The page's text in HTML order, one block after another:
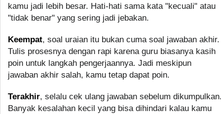
kamu jadi lebih besar. Hati-hati sama kata "kecuali" atau
"tidak benar" yang sering jadi jebakan.
Keempat, soal uraian itu bukan cuma soal jawaban akhir.
Tulis prosesnya dengan rapi karena guru biasanya kasih
poin untuk langkah pengerjaannya. Jadi meskipun
jawaban akhir salah, kamu tetap dapat poin.
Terakhir, selalu cek ulang jawaban sebelum
Banyak kesalahan kecil yang bisa dihindari kalau kamu